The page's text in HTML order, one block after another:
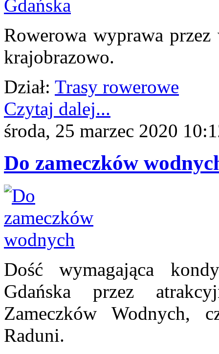
Rowerowa wyprawa
krajobrazowo.
Dział: Trasy rowerowe
Czytaj dalej...
środa, 25 marzec 2020
Do zameczków
Dość wymagająca
Gdańska przez
Zameczków Wodnych,
Raduni.